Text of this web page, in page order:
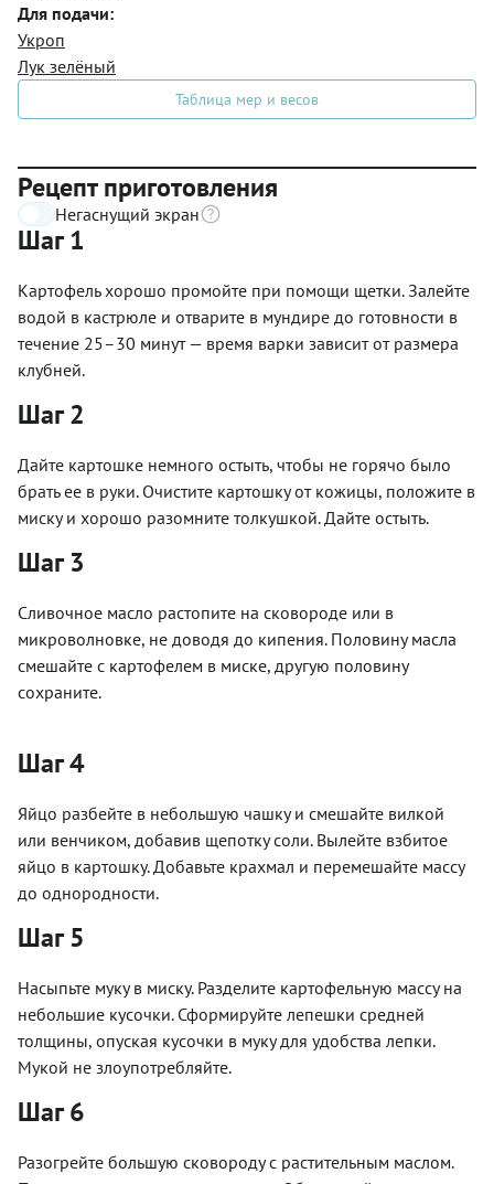
Для подачи:
Укроп
Лук зелёный
Таблица мер и весов
Рецепт приготовления
Негаснущий экран
Шаг 1
Картофель хорошо промойте при помощи щетки. Залейте
водой в кастрюле и отварите в мундире до готовности в
течение 25–30 минут — время варки зависит от размера
клубней.
Шаг 2
Дайте картошке немного остыть, чтобы не горячо было
брать ее в руки. Очистите картошку от кожицы, положите в
миску и хорошо разомните толкушкой. Дайте остыть.
Шаг 3
Сливочное масло растопите на сковороде или в
микроволновке, не доводя до кипения. Половину масла
смешайте с картофелем в миске, другую половину
сохраните.
Шаг 4
Яйцо разбейте в небольшую чашку и смешайте вилкой
или венчиком, добавив щепотку соли. Вылейте взбитое
яйцо в картошку. Добавьте крахмал и перемешайте массу
до однородности.
Шаг 5
Насыпьте муку в миску. Разделите картофельную массу на
небольшие кусочки. Сформируйте лепешки средней
толщины, опуская кусочки в муку для удобства лепки.
Мукой не злоупотребляйте.
Шаг 6
Разогрейте большую сковороду с растительным маслом.